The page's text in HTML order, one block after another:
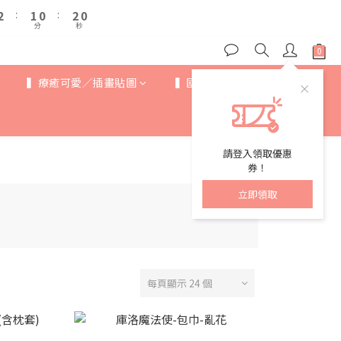
:
1
0
0
分
:
1
0
9
8
6
5
4
1
秒
:
1
0
0
分
:
1
0
9
8
6
5
4
1
秒
6
5
2
1
5
4
1
0
:
6
5
2
19
6
請登入領取優惠
券！
立即領取
▍療癒可愛／插畫貼圖 ▍國際IP ▍歐美卡通
每頁顯示 24 個